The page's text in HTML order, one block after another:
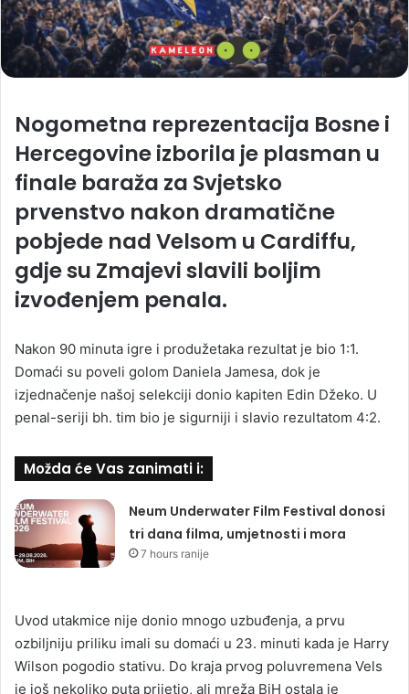
Nogometna reprezentacija Bosne i
Hercegovine izborila je plasman u
finale baraža za Svjetsko
prvenstvo nakon dramatične
pobjede nad Velsom u Cardiffu,
gdje su Zmajevi slavili boljim
izvođenjem penala.
Nakon 90 minuta igre i produžetaka rezultat je bio 1:1.
Domaći su poveli golom Daniela Jamesa, dok je
izjednačenje našoj selekciji donio kapiten Edin Džeko. U
penal-seriji bh. tim bio je sigurniji i slavio rezultatom 4:2.
Možda će Vas zanimati i:
Neum Underwater Film Festival donosi
tri dana filma, umjetnosti i mora
7 hours ranije
Uvod utakmice nije donio mnogo uzbuđenja, a prvu
ozbiljniju priliku imali su domaći u 23. minuti kada je Harry
Wilson pogodio stativu. Do kraja prvog poluvremena Vels
je još nekoliko puta prijetio, ali mreža BiH ostala je